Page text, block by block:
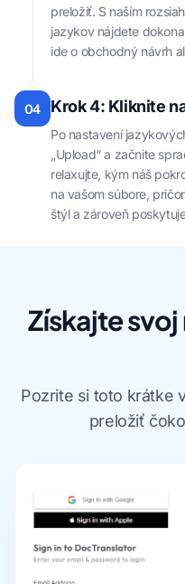
preložiť. S naším
jazykov nájdete
ide o obchodný návrh
04 Krok 4: Kliknite
Po nastavení
„Upload“ a začnite
relaxujte, kým náš
na vašom súbore,
štýl a zároveň
Získajte
Pozrite si toto krátke
preložiť